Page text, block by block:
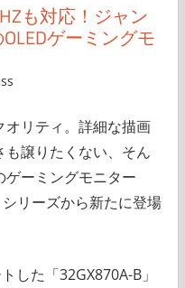
も対応！ジャン
ゲーミングモ
リティ。詳細な描画
も譲りたくない、そん
ーミングモニター
リーズから新たに登場
した「32GX870A-B」